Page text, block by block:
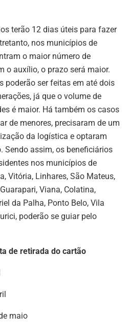
terão 12 dias úteis para fazer
nos municípios de
o maior número de
o auxílio, o prazo será maior.
poderão ser feitas em até dois
já que o volume de
é maior. Há também os casos
de menores, precisaram de um
da logística e optaram
Sendo assim, os beneficiários
nos municípios de
Vitória, Linhares, São Mateus,
Viana, Colatina,
da Palha, Ponto Belo, Vila
poderão se guiar pelo
de retirada do cartão
maio